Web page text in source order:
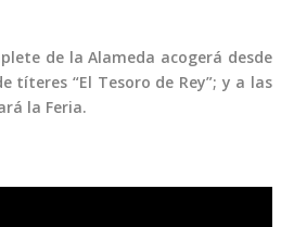
de la Alameda acogerá desde
títeres “El Tesoro de Rey”; y a las
la Feria.